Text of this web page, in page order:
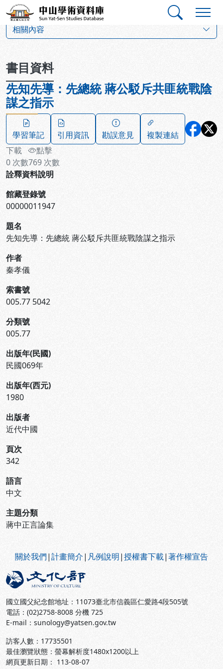
跳到主要內容
中山學術資料庫
相關內容
書目資料
先知先導：先總統 蔣公駁斥共匪統戰陰
謀之指示
學習筆記 引用資訊 勘誤意見
複製連結
下載
0 次數
點擊
769 次數
詮釋資料說明
館藏登錄號
00000011947
題名
先知先導：先總統 蔣公駁斥共匪統戰陰謀之指示
作者
秦孝儀
索書號
005.77 5042
分類號
005.77
出版年(民國)
民國069年
出版年(西元)
1980
出版者
近代中國
頁次
342
語言
中文
主題分類
蔣中正言論集
關於我們|計畫簡介| 凡例說明|授權書下載|著作權宣告
國立國父紀念館地址：11073臺北市信義區仁愛路4段505號
電話：(02)2758-8008 分機 725
E-mail：sunology@yatsen.gov.tw
訪客人數： 17735501
最佳瀏覽狀態：螢幕解析度1480x1200以上
網頁更新日期： 113-08-07